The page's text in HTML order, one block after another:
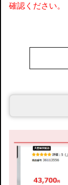
確認ください。